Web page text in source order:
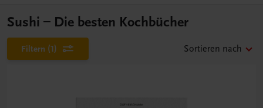
Sushi – Die besten Kochbücher
Filtern (1) Sortieren nach